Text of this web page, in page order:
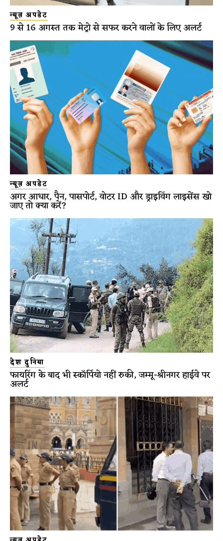
न्यूज़ अपडेट
9 से 16 अगस्त तक मेट्रो से सफर करने वालों के लिए अलर्ट
न्यूज़ अपडेट
अगर आधार, पैन, पासपोर्ट, वोटर ID और ड्राइविंग लाइसेंस खो
जाए तो क्या करें?
देश दुनिया
फायरिंग के बाद भी स्कॉर्पियो नहीं रुकी, जम्मू-श्रीनगर हाईवे पर
अलर्ट